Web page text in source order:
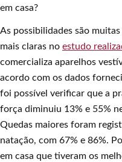
em casa?
As possibilidades são
mais claras no estudo
comercializa aparelhos
acordo com os dados
foi possível verificar que a
força diminuiu 13% e 55%
Quedas maiores foram
natação, com 67% e 86%.
em casa que tiveram os